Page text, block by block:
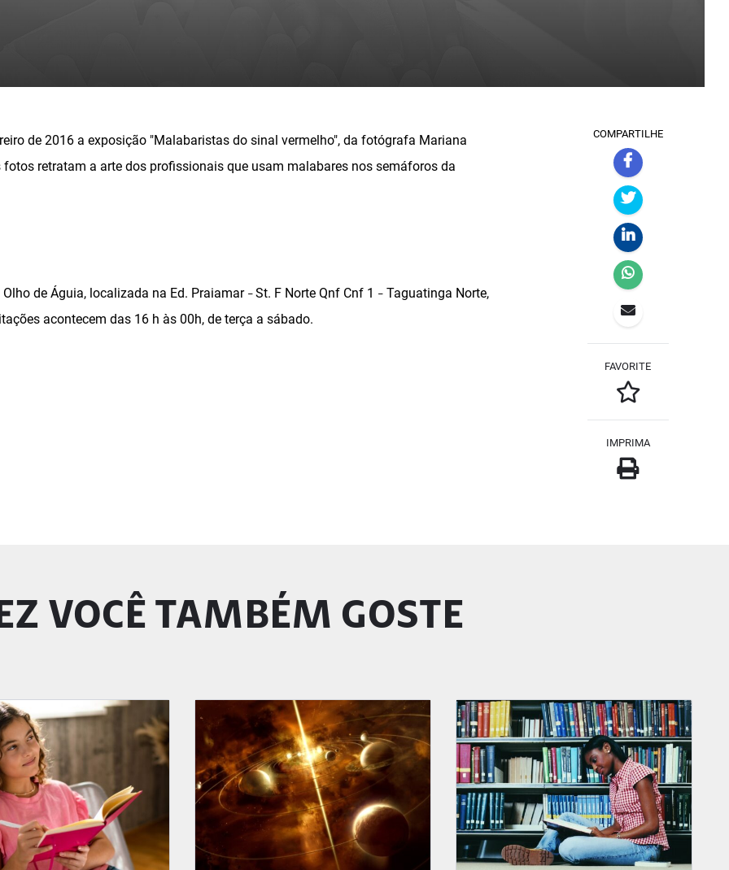
de 2016 a exposição "Malabaristas do sinal vermelho", da fotógrafa Mariana
fotos retratam a arte dos profissionais que usam malabares nos semáforos da
de Águia, localizada na Ed. Praiamar – St. F Norte Qnf Cnf 1 – Taguatinga Norte,
acontecem das 16 h às 00h, de terça a sábado.
COMPARTILHE
FAVORITE
IMPRIMA
VOCÊ TAMBÉM GOSTE